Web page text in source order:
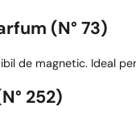
(N° 73)
de magnetic. Ideal
252)